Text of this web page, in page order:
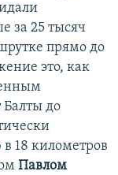
за 25 тысяч
прямо до
это, как
Балты до
18 километров
Павлом